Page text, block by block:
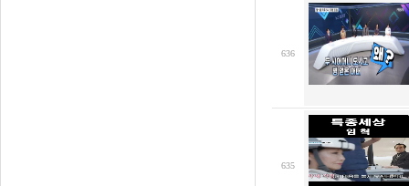
636
635